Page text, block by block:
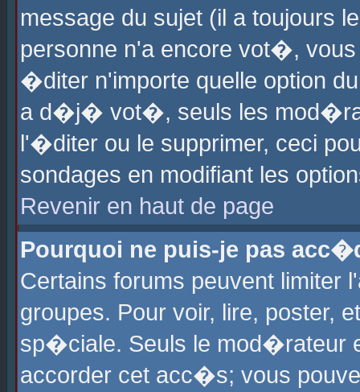
message du sujet (il a toujours
personne n'a encore vot�,
�diter n'importe quelle option
a d�j� vot�, seuls les
l'�diter ou le supprimer, ceci
sondages en modifiant les
Revenir en haut de page
Pourquoi ne puis-je pas
Certains forums peuvent
groupes. Pour voir, lire, poster,
sp�ciale. Seuls le mod�rateur
accorder cet acc�s; vous